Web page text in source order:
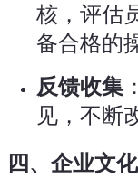
核，评估
备合格的
反馈收集
见，不断
四、企业文